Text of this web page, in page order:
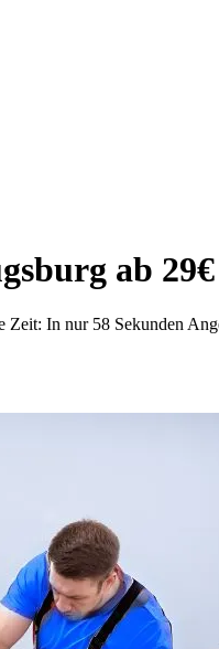
ab
In nur 58 Sekunden